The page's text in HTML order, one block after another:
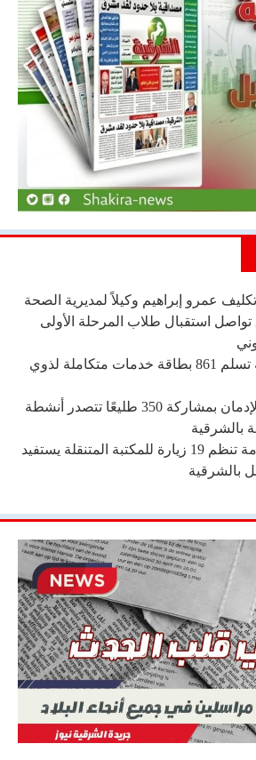
عمرو إبراهيم وكيلاً لمديرية الصحة
استقبال طلاب المرحلة الأولى
تضامن الشرقية تسلم 861 بطاقة خدمات متكاملة لذوي
ورش مكافحة الإدمان بمشاركة 350 طليعًا تتصدر أنشطة
بالشرقية
مكتبة مصر العامة تنظم 19 زيارة للمكتبة المتنقلة يستفيد